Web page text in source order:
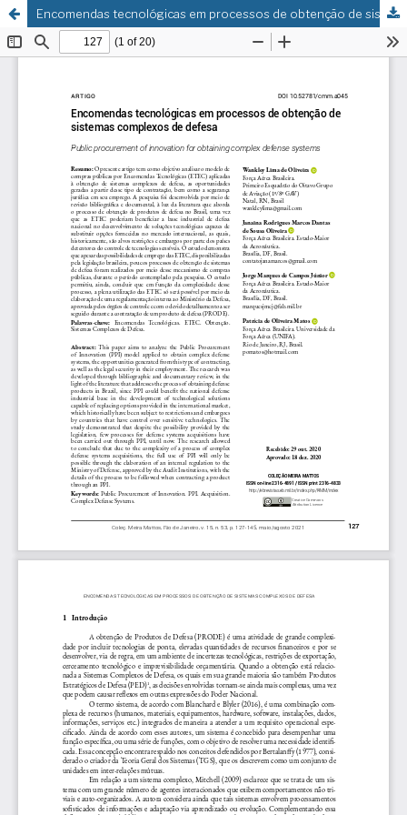
Encomendas tecnológicas em processos de obtenção de sistemas complexos de defesa